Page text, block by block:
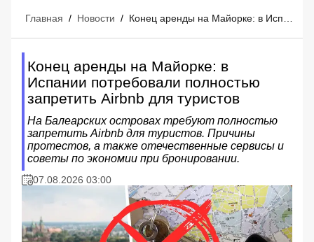
Главная / Новости / Конец аренды на Майорке: в Испании потребовали полностью запретить Airbnb для туристов
Конец аренды на Майорке: в
Испании потребовали полностью
запретить Airbnb для туристов
На Балеарских островах требуют полностью
запретить Airbnb для туристов. Причины
протестов, а также отечественные сервисы и
советы по экономии при бронировании.
07.08.2026 03:00